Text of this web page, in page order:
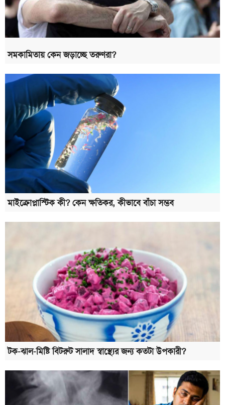
সমকামিতায় কেন জড়াচ্ছে তরুণরা?
মাইক্রোপ্লাস্টিক কী? কেন ক্ষতিকর, কীভাবে বাঁচা সম্ভব
টক-ঝাল-মিষ্টি বিটরুট সালাদ স্বাস্থ্যের জন্য কতটা উপকারী?